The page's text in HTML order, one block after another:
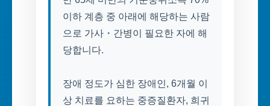
이하 계층 중 아래에 해당하는 사람
으로 가사・간병이 필요한 자에 해
당합니다.
장애 정도가 심한 장애인, 6개월 이
상 치료를 요하는 중증질환자, 희귀